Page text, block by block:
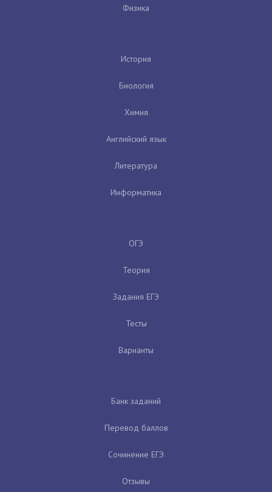
Физика
История
Биология
Химия
Английский язык
Литература
Информатика
ОГЭ
Теория
Задания ЕГЭ
Тесты
Варианты
Банк заданий
Перевод баллов
Сочинение ЕГЭ
Отзывы